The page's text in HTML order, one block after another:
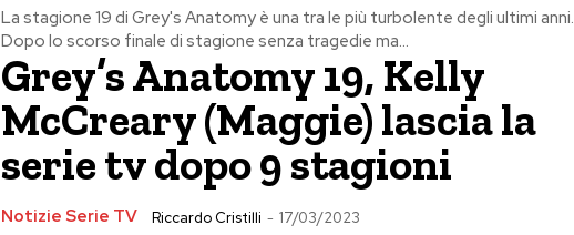
La stagione 19 di Grey's Anatomy è una tra le più turbolente degli ultimi anni.
Dopo lo scorso finale di stagione senza tragedie ma...
Grey’s Anatomy 19, Kelly
McCreary (Maggie) lascia la
serie tv dopo 9 stagioni
Notizie Serie TV Riccardo Cristilli - 17/03/2023